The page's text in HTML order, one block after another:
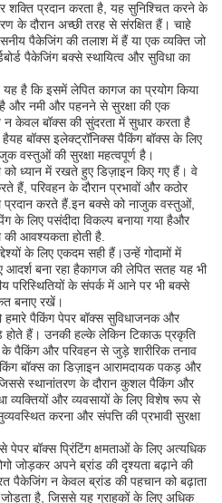
शक्ति प्रदान करता है, यह सुनिश्चित करने के
के दौरान अच्छी तरह से संरक्षित हैं। चाहे
पैकेजिंग की तलाश में हैं या एक व्यक्ति जो
पैकेजिंग बक्से स्थायित्व और सुविधा का
है कि इसमें लेपित कागज का प्रयोग किया
है और नमी और पहनने से सुरक्षा की एक
केवल बॉक्स की सुंदरता में सुधार करता है
बॉक्स इलेक्ट्रॉनिक्स पैकिंग बॉक्स के लिए
वस्तुओं की सुरक्षा महत्वपूर्ण है।
को ध्यान में रखते हुए डिज़ाइन किए गए हैं। वे
हैं, परिवहन के दौरान प्रभावों और कठोर
प्रदान करते हैं.इन बक्से को नाजुक वस्तुओं,
के लिए पसंदीदा विकल्प बनाया गया हैऔर
आवश्यकता होती है.
के लिए एकदम सही हैं।उन्हें गोदामों में
बना रहा हैकागज की लेपित सतह यह भी
परिस्थितियों के संपर्क में आने पर भी बक्से
बनाए रखें।
पैकिंग पेपर बॉक्स सुविधाजनक और
होते हैं। उनकी हल्के लेकिन टिकाऊ प्रकृति
के पैकिंग और परिवहन से जुड़े शारीरिक तनाव
बॉक्स का डिज़ाइन आरामदायक पकड़ और
स्थानांतरण के दौरान कुशल पैकिंग और
व्यक्तियों और व्यवसायों के लिए विशेष रूप से
करना और संपत्ति की प्रभावी सुरक्षा
बॉक्स प्रिंटिंग क्षमताओं के लिए अत्यधिक
जोड़कर अपने ब्रांड की दृश्यता बढ़ाने की
पैकेजिंग न केवल ब्रांड की पहचान को बढ़ाता
है, जिससे यह ग्राहकों के लिए अधिक